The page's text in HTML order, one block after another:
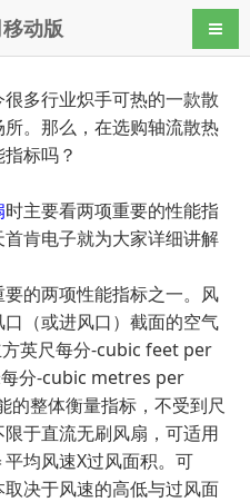
动版 导航
很多行业炽手可热的一款散
。那么，在选购轴流散热
标吗？
时主要看两项重要的性能指
肯电子就为大家详细讲解
的两项性能指标之一。风
（或进风口）截面的空气
英尺每分-cubic feet per
分-cubic metres per
整体衡量指标，不受到尺
于直流无刷风扇，可适用
均风速X过风面积。可
决于风速的高低与过风面